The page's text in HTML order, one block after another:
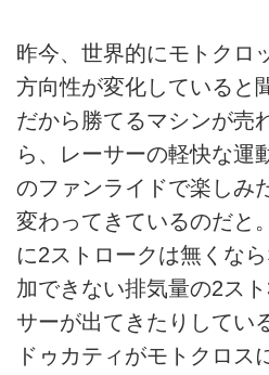
昨今、世界的にモトクロ
方向性が変化していると
だから勝てるマシンが売
ら、レーサーの軽快な運
のファンライドで楽しみ
変わってきているのだと
に2ストロークは無くな
加できない排気量の2ス
サーが出てきたりしてい
ドゥカティがモトクロス